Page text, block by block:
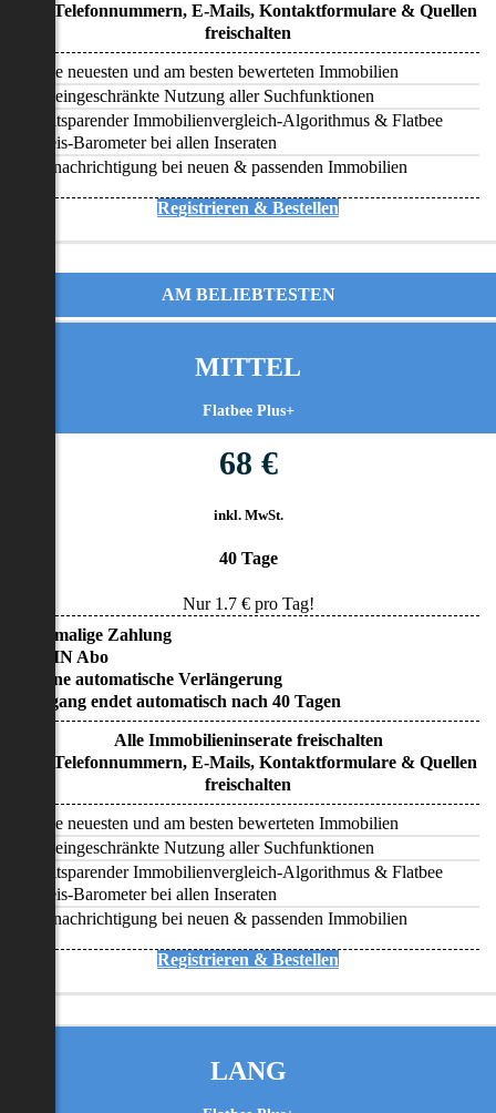
Alle Telefonnummern, E-Mails, Kontaktformulare & Quellen
freischalten
Alle neuesten und am besten bewerteten Immobilien
Uneingeschränkte Nutzung aller Suchfunktionen
Zeitsparender Immobilienvergleich-Algorithmus & Flatbee
Preis-Barometer bei allen Inseraten
Benachrichtigung bei neuen & passenden Immobilien
Registrieren & Bestellen
AM BELIEBTESTEN
MITTEL
Flatbee Plus+
68 €
inkl. MwSt.
40 Tage
Nur 1.7€ pro Tag!
• Einmalige Zahlung
• KEIN Abo
• Keine automatische Verlängerung
• Zugang endet automatisch nach 40 Tagen
Alle Immobilieninserate freischalten
Alle Telefonnummern, E-Mails, Kontaktformulare & Quellen
freischalten
Alle neuesten und am besten bewerteten Immobilien
Uneingeschränkte Nutzung aller Suchfunktionen
Zeitsparender Immobilienvergleich-Algorithmus & Flatbee
Preis-Barometer bei allen Inseraten
Benachrichtigung bei neuen & passenden Immobilien
Registrieren & Bestellen
LANG